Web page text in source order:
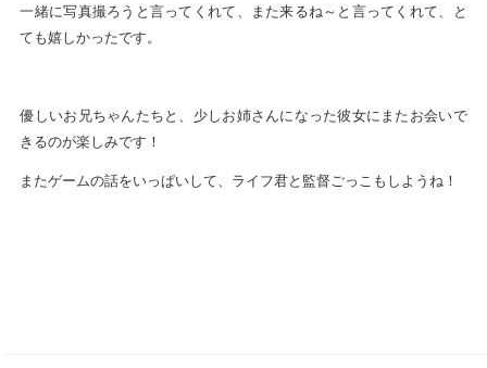
一緒に写真撮ろうと言ってくれて、また来るね～と言ってくれて、と
ても嬉しかったです。
優しいお兄ちゃんたちと、少しお姉さんになった彼女にまたお会いで
きるのが楽しみです！
またゲームの話をいっぱいして、ライフ君と監督ごっこもしようね！